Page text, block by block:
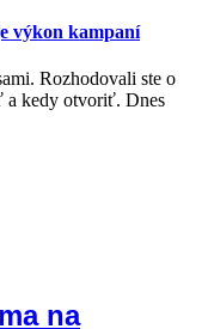
výkon kampaní
Rozhodovali ste o
a kedy otvoriť. Dnes
na